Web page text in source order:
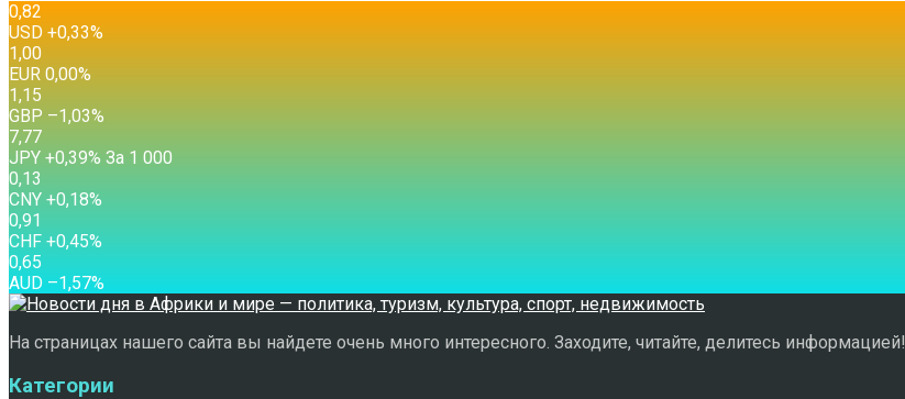
0,82
USD +0,33%
1,00
EUR 0,00%
1,15
GBP –1,03%
7,77
JPY +0,39% За 1 000
0,13
CNY +0,18%
0,91
CHF +0,45%
0,65
AUD –1,57%
На страницах нашего сайта вы найдете очень много интересного. Заходите, читайте, делитесь информацией!
Категории